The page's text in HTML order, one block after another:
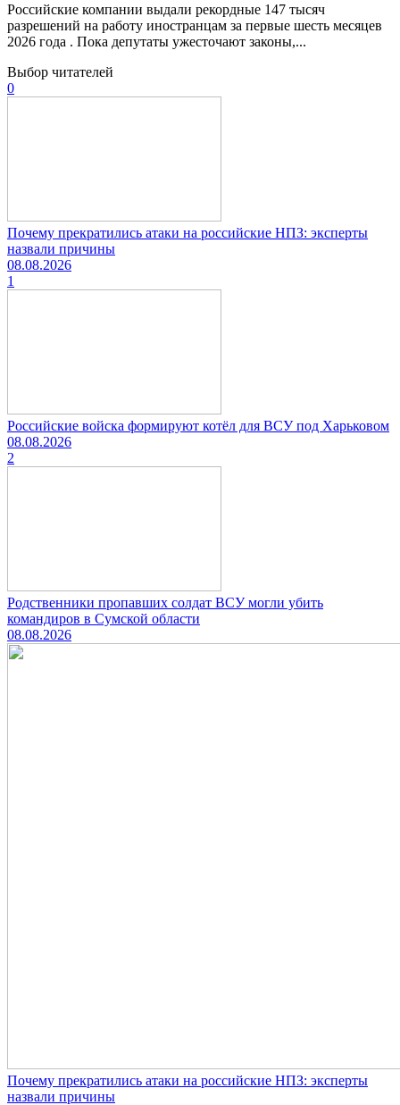
Российские компании выдали рекордные 147 тысяч
разрешений на работу иностранцам за первые шесть месяцев
2026 года . Пока депутаты ужесточают законы,...
Выбор читателей
0
Почему прекратились атаки на российские НПЗ: эксперты
назвали причины
08.08.2026
1
Российские войска формируют котёл для ВСУ под Харьковом
08.08.2026
2
Родственники пропавших солдат ВСУ могли убить
командиров в Сумской области
08.08.2026
Почему прекратились атаки на российские НПЗ: эксперты
назвали причины